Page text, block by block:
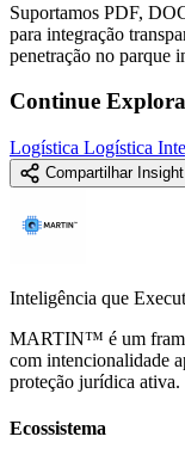
Suportamos PDF,
para integração
penetração no parque
Continue
Logística Logística
Compartilhar Insight
Inteligência que
MARTIN™ é um
com intencionalidade
proteção jurídica ativa.
Ecossistema